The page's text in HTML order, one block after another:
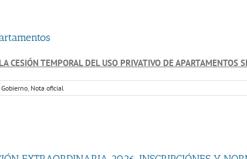
CESIÓN TEMPORAL DEL USO PRIVATIVO DE APARTAMENTOS
, Nota oficial